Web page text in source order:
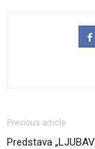
Previous article
Predstava